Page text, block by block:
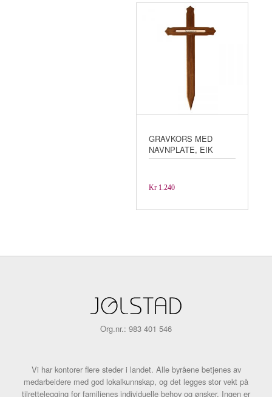
GRAVKORS MED
NAVNPLATE, EIK
Kr 1.240
Org.nr.: 983 401 546
Vi har kontorer flere steder i landet. Alle byråene betjenes av
medarbeidere med god lokalkunnskap, og det legges stor vekt på
tilrettelegging for familienes individuelle behov og ønsker. Ingen er